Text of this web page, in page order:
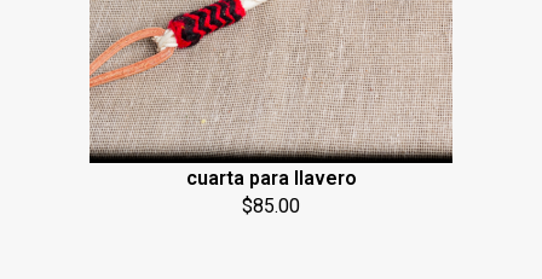
cuarta para llavero
$85.00